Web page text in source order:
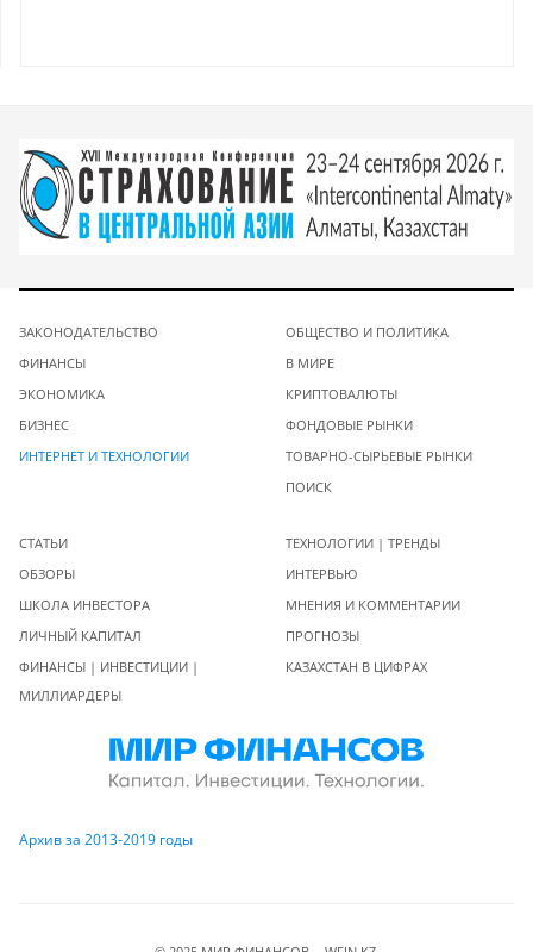
ЗАКОНОДАТЕЛЬСТВО
ФИНАНСЫ
ЭКОНОМИКА
БИЗНЕС
ИНТЕРНЕТ И ТЕХНОЛОГИИ
ОБЩЕСТВО И ПОЛИТИКА
В МИРЕ
КРИПТОВАЛЮТЫ
ФОНДОВЫЕ РЫНКИ
ТОВАРНО-СЫРЬЕВЫЕ РЫНКИ
ПОИСК
СТАТЬИ
ОБЗОРЫ
ШКОЛА ИНВЕСТОРА
ЛИЧНЫЙ КАПИТАЛ
ФИНАНСЫ | ИНВЕСТИЦИИ |
МИЛЛИАРДЕРЫ
ТЕХНОЛОГИИ | ТРЕНДЫ
ИНТЕРВЬЮ
МНЕНИЯ И КОММЕНТАРИИ
ПРОГНОЗЫ
КАЗАХСТАН В ЦИФРАХ
Архив за 2013-2019 годы